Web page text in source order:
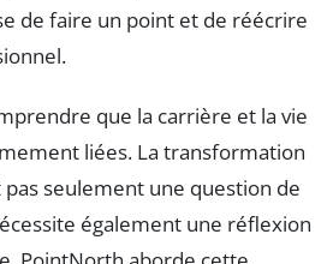
de faire un point et de réécrire
que la carrière et la vie
liées. La transformation
pas seulement une question de
également une réflexion